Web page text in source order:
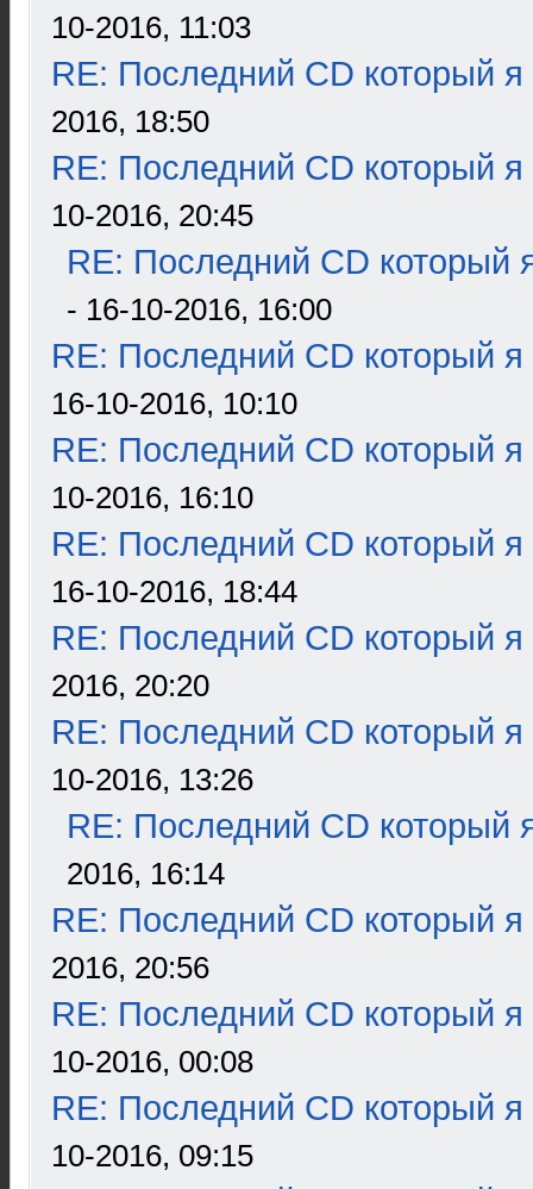
10-2016, 11:03
RE: Последний CD который я
2016, 18:50
RE: Последний CD который я
10-2016, 20:45
RE: Последний CD который
- 16-10-2016, 16:00
RE: Последний CD который я
16-10-2016, 10:10
RE: Последний CD который я
10-2016, 16:10
RE: Последний CD который я
16-10-2016, 18:44
RE: Последний CD который я
2016, 20:20
RE: Последний CD который я
10-2016, 13:26
RE: Последний CD который
2016, 16:14
RE: Последний CD который я
2016, 20:56
RE: Последний CD который я
10-2016, 00:08
RE: Последний CD который я
10-2016, 09:15